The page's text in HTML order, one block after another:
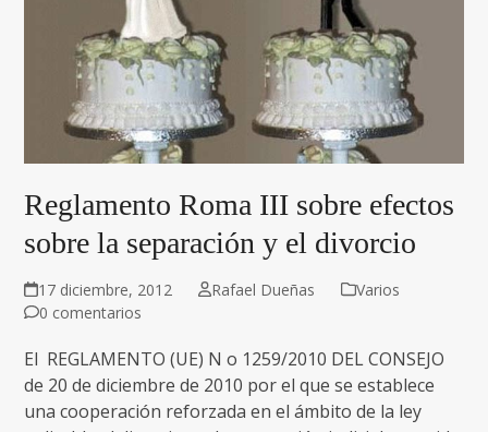
Reglamento Roma III sobre efectos
sobre la separación y el divorcio
17 diciembre, 2012 Rafael Dueñas
Varios
0 comentarios
El REGLAMENTO (UE) N o 1259/2010 DEL CONSEJO
de 20 de diciembre de 2010 por el que se establece
una cooperación reforzada en el ámbito de la ley